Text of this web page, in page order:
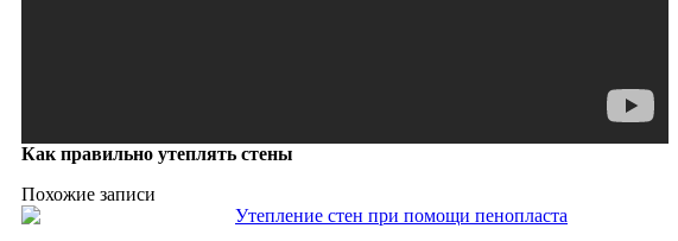
Как правильно утеплять стены
Похожие записи
Утепление стен при помощи пенопласта